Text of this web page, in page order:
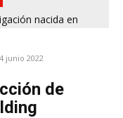
nacida en
junio 2022
de